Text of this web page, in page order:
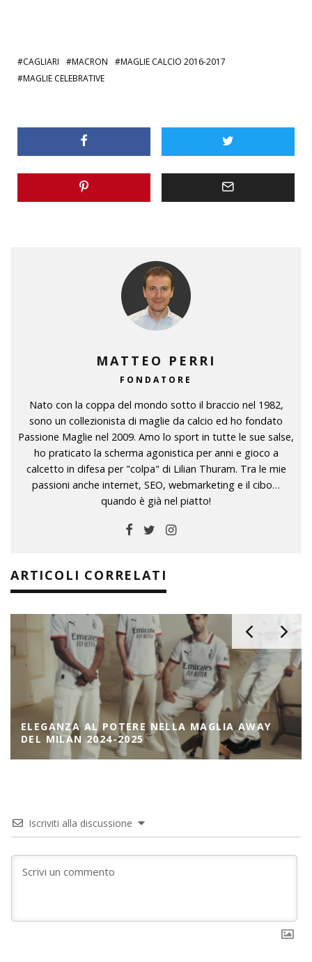
CAGLIARI MACRON
MAGLIE CALCIO 2016-2017
MAGLIE CELEBRATIVE
MATTEO PERRI
FONDATORE
Nato con la coppa del mondo sotto il braccio nel 1982,
sono un collezionista di maglie da calcio ed ho fondato
Passione Maglie nel 2009. Amo lo sport in tutte le sue salse,
ho praticato la scherma agonistica per anni e gioco a
calcetto in difesa per "colpa" di Lilian Thuram. Tra le mie
passioni anche internet, SEO, webmarketing e il cibo…
quando è già nel piatto!
ARTICOLI CORRELATI
ELEGANZA AL POTERE NELLA MAGLIA AWAY
DEL MILAN 2024-2025
Iscriviti alla discussione